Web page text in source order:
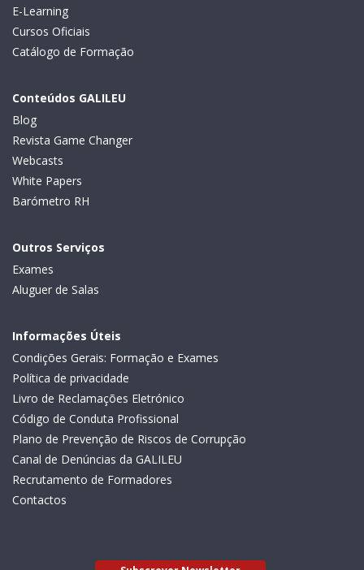
E-Learning
Cursos Oficiais
Catálogo de Formação
Conteúdos GALILEU
Blog
Revista Game Changer
Webcasts
White Papers
Barómetro RH
Outros Serviços
Exames
Aluguer de Salas
Informações Úteis
Condições Gerais: Formação e Exames
Política de privacidade
Livro de Reclamações Eletrónico
Código de Conduta Profissional
Plano de Prevenção de Riscos de Corrupção
Canal de Denúncias da GALILEU
Recrutamento de Formadores
Contactos